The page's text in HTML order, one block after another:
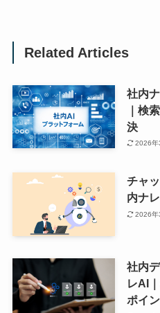
Related Articles
社内
｜検
決
2026年
チャ
内ナ
2026年
社内
レAI
ポイ